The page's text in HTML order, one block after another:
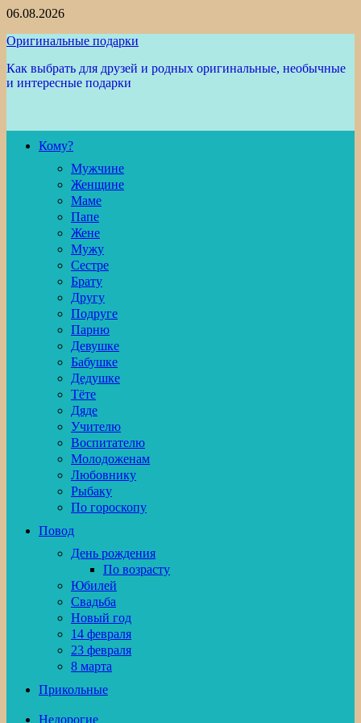
Перейти
содержимому
06.08.2026
Оригинальные подарки
Как выбрать для друзей и родных оригинальные, необычные
и интересные подарки
Кому?
Мужчине
Женщине
Маме
Папе
Жене
Мужу
Сестре
Брату
Другу
Подруге
Парню
Девушке
Бабушке
Дедушке
Тёте
Дяде
Учителю
Воспитателю
Молодоженам
Любовнику
Рыбаку
По гороскопу
Повод
День рождения
По возрасту
Юбилей
Свадьба
Новый год
14 февраля
23 февраля
8 марта
Прикольные
Недорогие